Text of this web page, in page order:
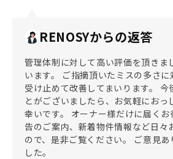
RENOSYからの返答
管理体制に対して高い評価を頂きま
います。 ご指摘頂いたミスの多さ
受け止めて改善してまいります。 今
とがございましたら、お気軽におっ
幸いです。 オーナー様だけに届くお
告のご案内、新着物件情報など日々
ので、是非ご覧ください。 ご意見あ
した。